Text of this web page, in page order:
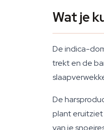
Wat je
De indica-
trekt en de
De
plant eruitziet
van je